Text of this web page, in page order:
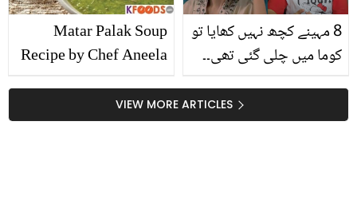
Matar Palak Soup
Recipe by Chef Aneela
8 مہینے کچھ نہیں کھایا تو
کوما میں چلی گئی تھی۔۔
دن کھانا نہ کھانے کی کیا
وجہ بتائی؟
VIEW MORE ARTICLES